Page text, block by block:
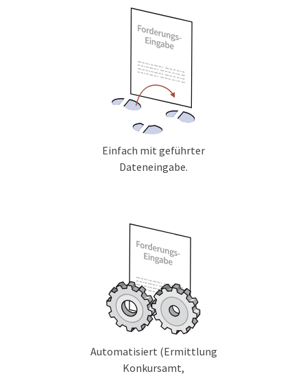
Einfach mit geführter
Dateneingabe.
Automatisiert (Ermittlung
Konkursamt,